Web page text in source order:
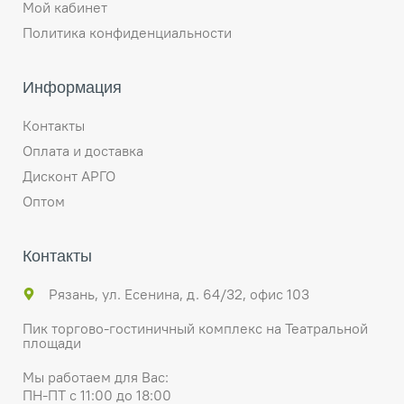
Мой кабинет
Политика конфиденциальности
Информация
Контакты
Оплата и доставка
Дисконт АРГО
Оптом
Контакты
Рязань, ул. Есенина, д. 64/32, офис 103
Пик торгово-гостиничный комплекс на Театральной
площади
Мы работаем для Вас:
ПН-ПТ с 11:00 до 18:00